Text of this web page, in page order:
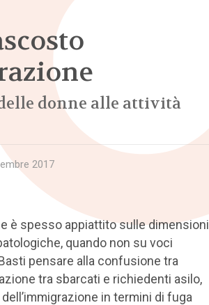
donne alle attività
2017
è spesso appiattito sulle dimensioni
quando non su voci
pensare alla confusione tra
tra sbarcati e richiedenti asilo,
in termini di fuga